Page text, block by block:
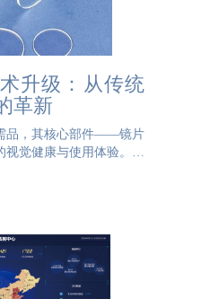
升级：从传统
革新
品，其核心部件——镜片
视觉健康与使用体验。然
令消费者心生疑虑：如
依赖商家承诺的验证方